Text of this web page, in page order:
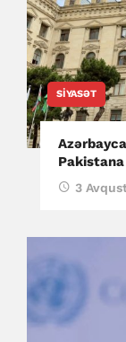
SIYASƏT
Pakistana
3